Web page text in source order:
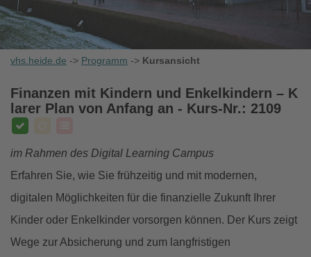
vhs.heide.de -> Programm -> Kursansicht
Finanzen mit Kindern und Enkelkindern – K
larer Plan von Anfang an - Kurs-Nr.: 2109
im Rahmen des Digital Learning Campus
Erfahren Sie, wie Sie frühzeitig und mit modernen,
digitalen Möglichkeiten für die finanzielle Zukunft Ihrer
Kinder oder Enkelkinder vorsorgen können. Der Kurs zeigt
Wege zur Absicherung und zum langfristigen